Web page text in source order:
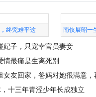
终究难平这 南侠展昭一
妃子，只宠幸官员妻妾
情最痛是生离死别
女友回家，爸妈对她很满意，
，十三年青涩少年长成独立